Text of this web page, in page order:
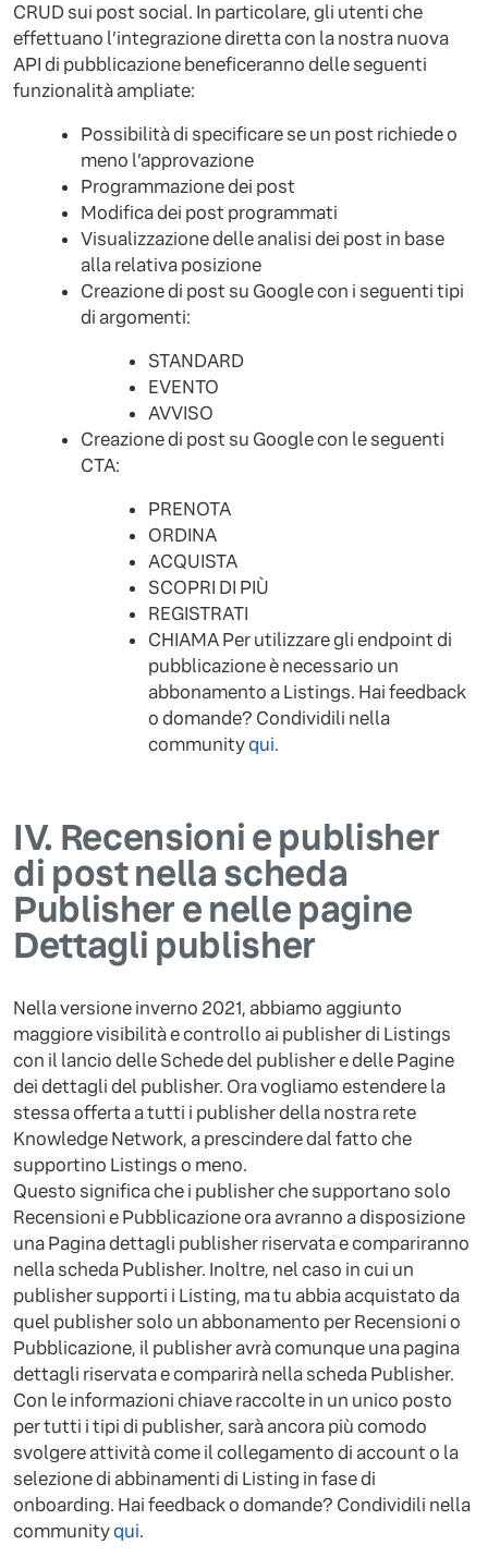
CRUD sui post social. In particolare, gli utenti che
effettuano l’integrazione diretta con la nostra nuova
API di pubblicazione beneficeranno delle seguenti
funzionalità ampliate:
Possibilità di specificare se un post richiede o
meno l’approvazione
Programmazione dei post
Modifica dei post programmati
Visualizzazione delle analisi dei post in base
alla relativa posizione
Creazione di post su Google con i seguenti tipi
di argomenti:
STANDARD
EVENTO
AVVISO
Creazione di post su Google con le seguenti
CTA:
PRENOTA
ORDINA
ACQUISTA
SCOPRI DI PIÙ
REGISTRATI
CHIAMA Per utilizzare gli endpoint di
pubblicazione è necessario un
abbonamento a Listings. Hai feedback
o domande? Condividili nella
communityqui.
IV. Recensioni e publisher
di post nella scheda
Publisher e nelle pagine
Dettagli publisher
Nella versione inverno 2021, abbiamo aggiunto
maggiore visibilità e controllo ai publisher di Listings
con il lancio delle Schede del publisher e delle Pagine
dei dettagli del publisher. Ora vogliamo estendere la
stessa offerta a tutti i publisher della nostra rete
Knowledge Network, a prescindere dal fatto che
supportino Listings o meno.
Questo significa che i publisher che supportano solo
Recensioni e Pubblicazione ora avranno a disposizione
una Pagina dettagli publisher riservata e compariranno
nella scheda Publisher. Inoltre, nel caso in cui un
publisher supporti i Listing, ma tu abbia acquistato da
quel publisher solo un abbonamento per Recensioni o
Pubblicazione, il publisher avrà comunque una pagina
dettagli riservata e comparirà nella scheda Publisher.
Con le informazioni chiave raccolte in un unico posto
per tutti i tipi di publisher, sarà ancora più comodo
svolgere attività come il collegamento di account o la
selezione di abbinamenti di Listing in fase di
onboarding. Hai feedback o domande? Condividili nella
communityqui.